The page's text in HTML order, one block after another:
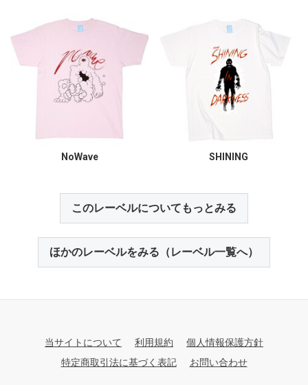
NoWave SHINING
このレーベルについてもっとみる
ほかのレーベルをみる（レーベル一覧へ）
当サイトについて 利用規約
個人情報保護方針
特定商取引法に基づく表記
お問い合わせ